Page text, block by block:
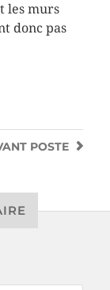
les murs
donc pas
POSTE